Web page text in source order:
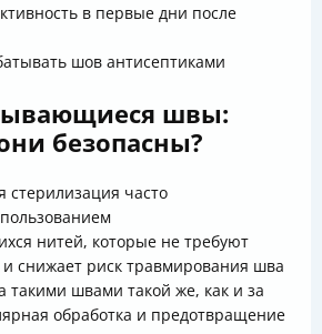
в первые дни после
шов антисептиками
швы:
безопасны?
стерилизация часто
нитей, которые не требуют
и снижает риск травмирования шва
такими швами такой же, как и за
обработка и предотвращение